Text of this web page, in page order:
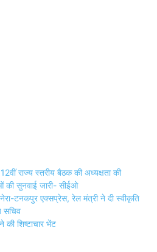
राज्य स्तरीय बैठक की अध्यक्षता की
की सुनवाई जारी- सीईओ
टनकपुर एक्सप्रेस, रेल मंत्री ने दी स्वीकृति
सचिव
की शिष्टाचार भेंट